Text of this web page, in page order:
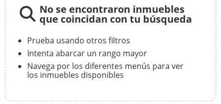
No se encontraron inmuebles
que coincidan con tu búsqueda
Prueba usando otros filtros
Intenta abarcar un rango mayor
Navega por los diferentes menús para ver
los inmuebles disponibles